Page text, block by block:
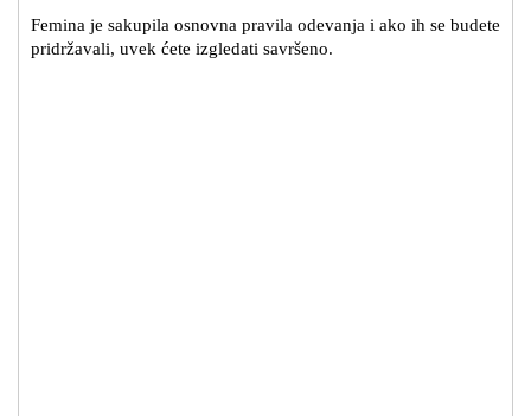
Femina je sakupila osnovna pravila odevanja i ako ih se budete
pridržavali, uvek ćete izgledati savršeno.